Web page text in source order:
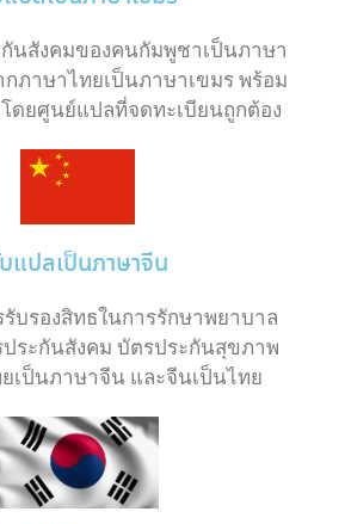
นสังคมของคนกัมพูชาเป็นภาษา
ภาษาไทยเป็นภาษาเขมร พร้อม
โดยศูนย์แปลที่จดทะเบียนถูกต้อง
แปลเป็นภาษาจีน
รับรองสิทธในการรักษาพยาบาล
ประกันสังคม บัตรประกันสุขภาพ
เป็นภาษาจีน และจีนเป็นไทย